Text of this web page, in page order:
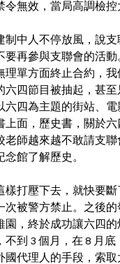
無效，當局高調檢控
制中人不停放風，說
再參與支聯會的活動
理單方面終止合約，
六四節目被抽起，甚
六四為主題的街站、
上面，歷史書，關於
老師越來越不敢請支
館了解歷史。
樣打壓下去，就快要
次被警方禁止。之後
園，終於成功讓六四
到 3 個月，在 8 月
國代理人的手段，索